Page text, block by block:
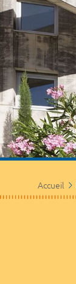
Accueil